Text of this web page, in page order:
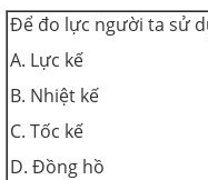
Để đo lực người ta sử
A. Lực kế
B. Nhiệt kế
C. Tốc kế
D. Đồng hồ